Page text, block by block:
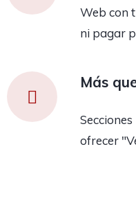
Web con
ni pagar
Más
ofrecer